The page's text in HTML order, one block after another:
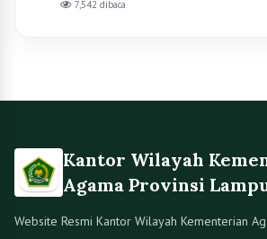
Statistik Pengunjung
Bimas Islam Kristen Katolik
Kontak